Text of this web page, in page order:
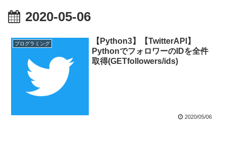
2020-05-06
プログラミング
【Python3】【TwitterAPI】
PythonでフォロワーのIDを全件
取得(GETfollowers/ids)
2020/05/06